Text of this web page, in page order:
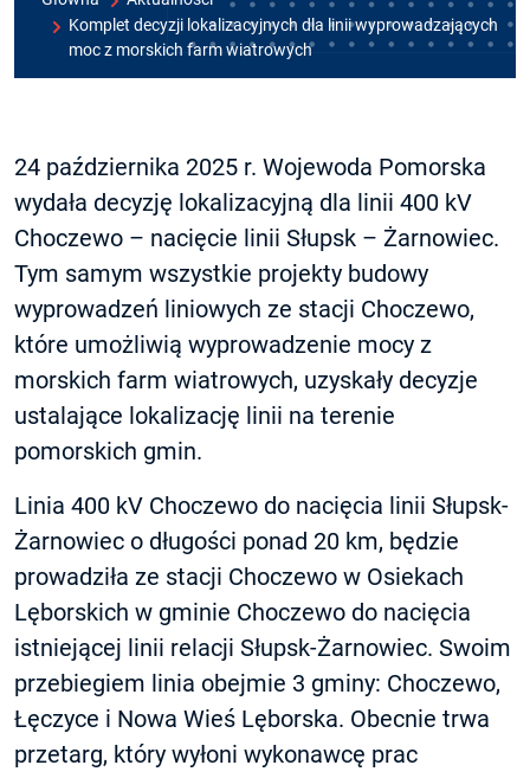
Komplet decyzji lokalizacyjnych dla linii wyprowadzających
moc z morskich farm wiatrowych
24 października 2025 r. Wojewoda Pomorska
wydała decyzję lokalizacyjną dla linii 400 kV
Choczewo – nacięcie linii Słupsk – Żarnowiec.
Tym samym wszystkie projekty budowy
wyprowadzeń liniowych ze stacji Choczewo,
które umożliwią wyprowadzenie mocy z
morskich farm wiatrowych, uzyskały decyzje
ustalające lokalizację linii na terenie
pomorskich gmin.
Linia 400 kV Choczewo do nacięcia linii Słupsk-
Żarnowiec o długości ponad 20 km, będzie
prowadziła ze stacji Choczewo w Osiekach
Lęborskich w gminie Choczewo do nacięcia
istniejącej linii relacji Słupsk-Żarnowiec. Swoim
przebiegiem linia obejmie 3 gminy: Choczewo,
Łęczyce i Nowa Wieś Lęborska. Obecnie trwa
przetarg, który wyłoni wykonawcę prac